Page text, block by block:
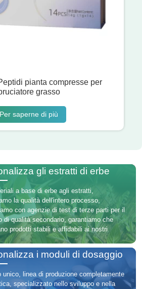
pianta compresse per
grasso
Per saperne di più
gli estratti di erbe
a base di erbe agli estratti,
la qualità dell'intero processo,
con agenzie di test di terze parti per il
di qualità secondario, garantiamo che
prodotti stabili e affidabili ai nostri
i moduli di dosaggio
unico, linea di produzione completamente
specializzato nello sviluppo e nella